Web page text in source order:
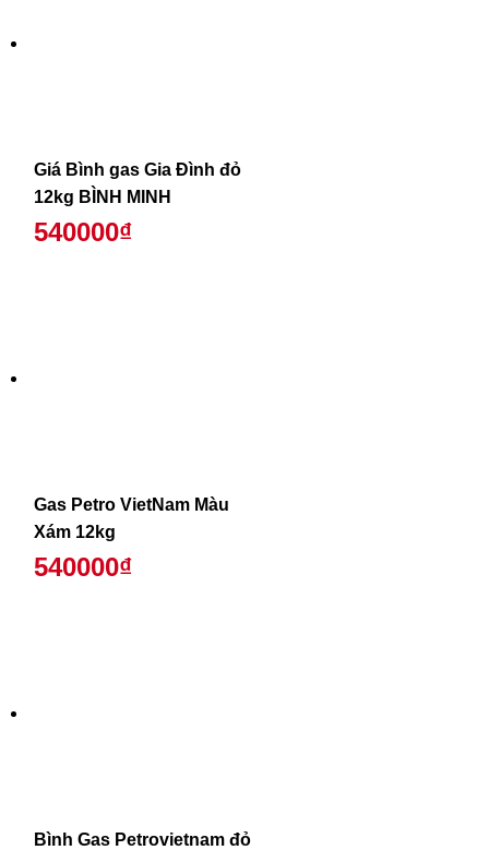
Giá Bình gas Gia Đình đỏ
12kg BÌNH MINH
540000₫
Gas Petro VietNam Màu
Xám 12kg
540000₫
Bình Gas Petrovietnam đỏ